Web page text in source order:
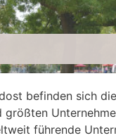
befinden sich
größten
führende